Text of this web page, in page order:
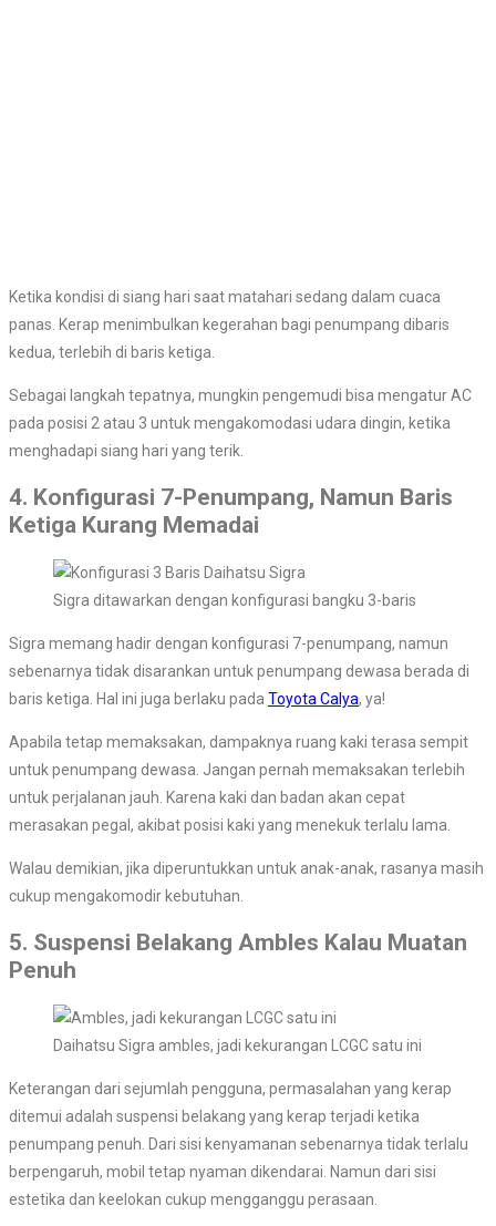
Ketika kondisi di siang hari saat matahari sedang dalam cuaca
panas. Kerap menimbulkan kegerahan bagi penumpang dibaris
kedua, terlebih di baris ketiga.
Sebagai langkah tepatnya, mungkin pengemudi bisa mengatur AC
pada posisi 2 atau 3 untuk mengakomodasi udara dingin, ketika
menghadapi siang hari yang terik.
4. Konfigurasi 7-Penumpang, Namun Baris
Ketiga Kurang Memadai
Sigra ditawarkan dengan konfigurasi bangku 3-baris
Sigra memang hadir dengan konfigurasi 7-penumpang, namun
sebenarnya tidak disarankan untuk penumpang dewasa berada di
baris ketiga. Hal ini juga berlaku pada Toyota Calya, ya!
Apabila tetap memaksakan, dampaknya ruang kaki terasa sempit
untuk penumpang dewasa. Jangan pernah memaksakan terlebih
untuk perjalanan jauh. Karena kaki dan badan akan cepat
merasakan pegal, akibat posisi kaki yang menekuk terlalu lama.
Walau demikian, jika diperuntukkan untuk anak-anak, rasanya masih
cukup mengakomodir kebutuhan.
5. Suspensi Belakang Ambles Kalau Muatan
Penuh
Daihatsu Sigra ambles, jadi kekurangan LCGC satu ini
Keterangan dari sejumlah pengguna, permasalahan yang kerap
ditemui adalah suspensi belakang yang kerap terjadi ketika
penumpang penuh. Dari sisi kenyamanan sebenarnya tidak terlalu
berpengaruh, mobil tetap nyaman dikendarai. Namun dari sisi
estetika dan keelokan cukup mengganggu perasaan.